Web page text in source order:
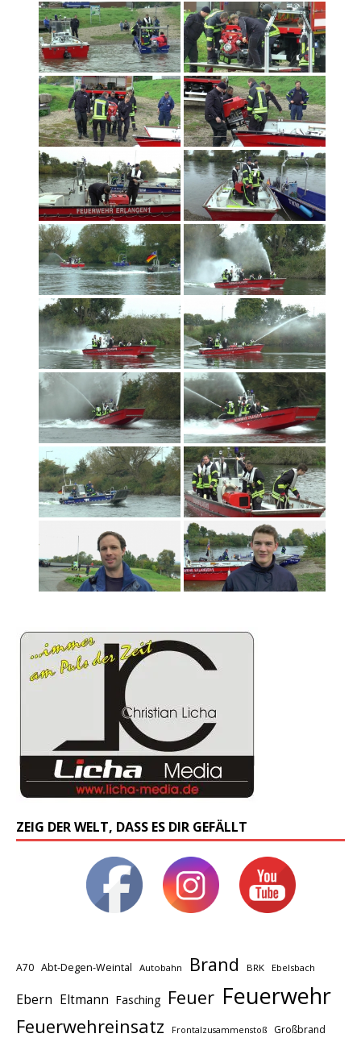
ZEIG DER WELT, DASS ES DIR GEFÄLLT
A70 Abt-Degen-Weintal Autobahn Brand BRK Ebelsbach
Ebern Eltmann Fasching Feuer Feuerwehr
Feuerwehreinsatz Frontalzusammenstoß Großbrand